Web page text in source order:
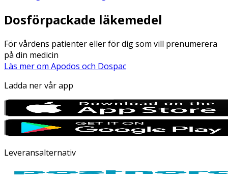
Dosförpackade läkemedel
För vårdens patienter eller för dig som vill prenumerera
på din medicin
Läs mer om Apodos och Dospac
Ladda ner vår app
Leveransalternativ